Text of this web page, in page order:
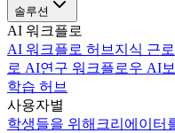
솔루션
AI 워크플로
AI 워크플로 허브 지식 근
로 AI연구 워크플로우 AI
학습 허브
사용자별
학생들을 위해 크리에이터